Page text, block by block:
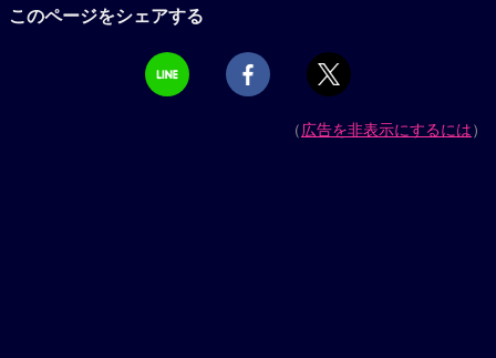
このページをシェアする
（広告を非表示にするには）